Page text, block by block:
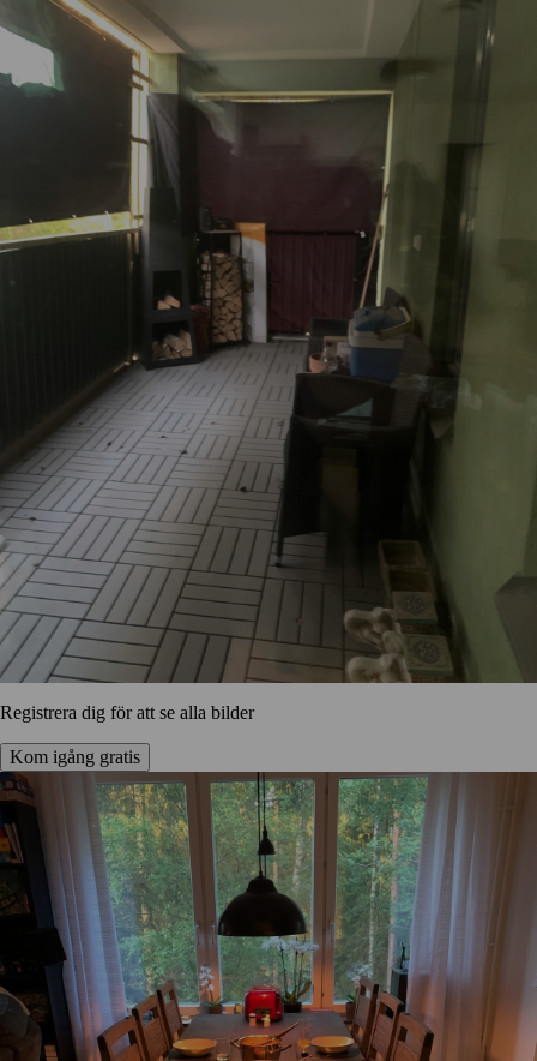
Registrera dig för att se alla bilder
Kom igång gratis